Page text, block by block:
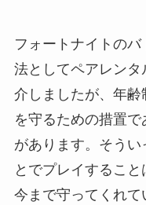
フォートナイトの
法としてペアレン
介しましたが、年
を守るための措置
があります。そう
とでプレイすること
今まで守ってくれて